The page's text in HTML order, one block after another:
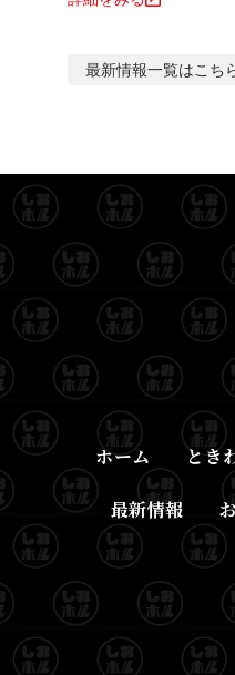
最新情報一覧はこち
ホーム とき
最新情報